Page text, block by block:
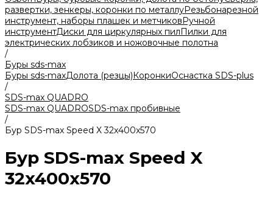
развертки, зенкеры, коронки по металлуРезьбонарезной
инструмент, наборы плашек и метчиковРучной
инструментДиски для циркулярных пилПилки для
электрических лобзиков и ножовочные полотна
/
Буры sds-max
Буры sds-maxДолота (резцы)КоронкиОснастка SDS-plus
/
SDS-max QUADRO
SDS-max QUADROSDS-max пробивные
/
Бур SDS-max Speed X 32x400x570
Бур SDS-max Speed X
32x400x570